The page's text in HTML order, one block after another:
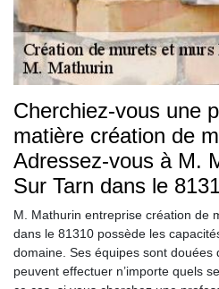
Cherchiez-vous une
matière création de
Adressez-vous à M.
Sur Tarn dans le
M. Mathurin entreprise création de
dans le 81310 possède les
domaine. Ses équipes sont douées
peuvent effectuer n’importe quels